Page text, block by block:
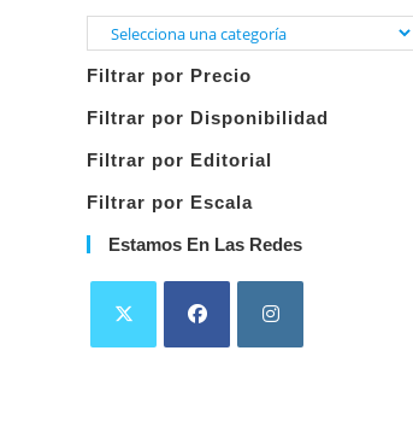
Selecciona
categoría
Filtrar por Precio
Filtrar por Disponibilidad
Filtrar por Editorial
Filtrar por Escala
Estamos En Las Redes